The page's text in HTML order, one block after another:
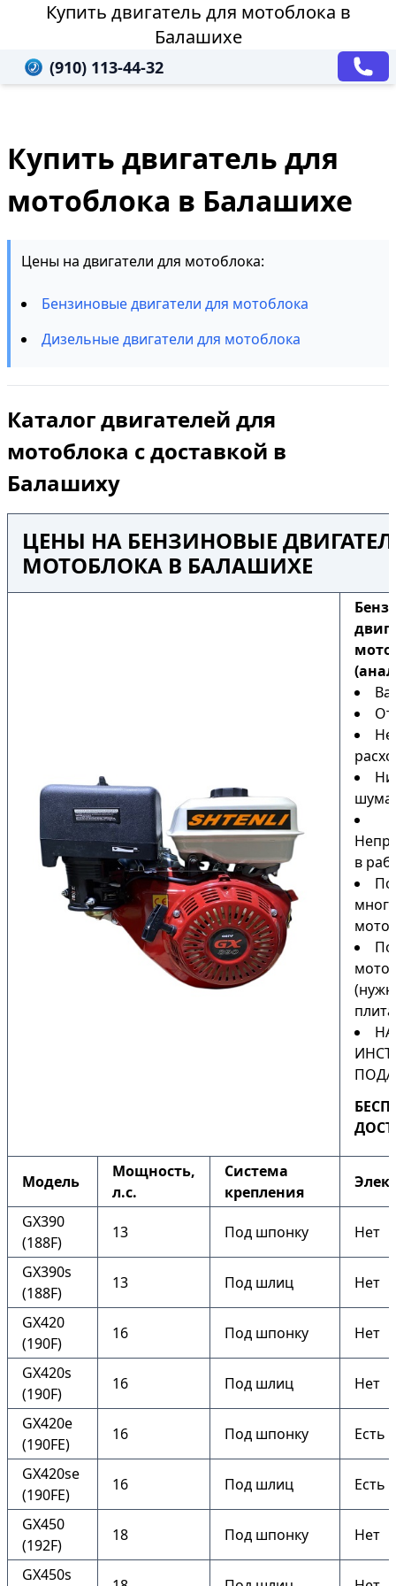
Купить двигатель для мотоблока в
Балашихе
(910) 113-44-32
Купить двигатель для
мотоблока в Балашихе
Цены на двигатели для мотоблока:
Бензиновые двигатели для мотоблока
Дизельные двигатели для мотоблока
Каталог двигателей для
мотоблока с доставкой в
Балашиху
ЦЕНЫ НА БЕНЗИНОВЫЕ
МОТОБЛОКА В БАЛАШИХЕ
шума
в
Модель
Мощность,
л.с.
Система
крепления
GX390
(188F)
13 Под шпонку Нет
GX390s
(188F)
13 Под шлиц Нет
GX420
(190F)
16 Под шпонку Нет
GX420s
(190F)
16 Под шлиц Нет
GX420e
(190FE)
16 Под шпонку Есть
GX420se
(190FE)
16 Под шлиц Есть
GX450
(192F)
18 Под шпонку Нет
GX450s